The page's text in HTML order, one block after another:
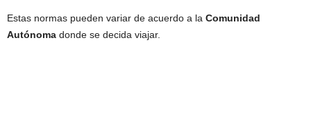
Estas normas pueden variar de acuerdo a la Comunidad
Autónoma donde se decida viajar.